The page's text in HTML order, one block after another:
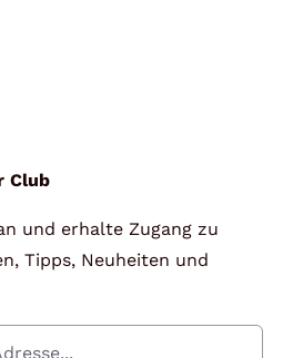
Kontakt
Mein Konto
Club
und erhalte Zugang zu
Tipps, Neuheiten und